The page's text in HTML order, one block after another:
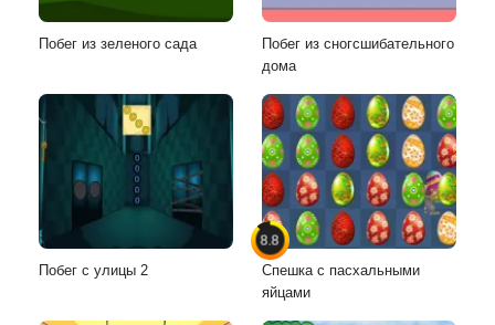
Побег из зеленого сада
Побег из сногсшибательного
дома
Побег с улицы 2
8.8
Спешка с пасхальными
яйцами